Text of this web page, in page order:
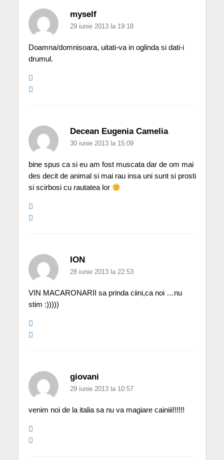
myself
29 iunie 2013 la 19:18
Doamna/domnisoara, uitati-va in oglinda si dati-i
drumul.
Decean Eugenia Camelia
30 iunie 2013 la 15:09
bine spus ca si eu am fost muscata dar de om mai
des decit de animal si mai rau insa uni sunt si prosti
si scirbosi cu rautatea lor
ION
28 iunie 2013 la 22:53
VIN MACARONARII sa prinda ciini,ca noi …nu
stim :)))))
giovani
29 iunie 2013 la 10:57
venim noi de la italia sa nu va magiare cainiii!!!!!!